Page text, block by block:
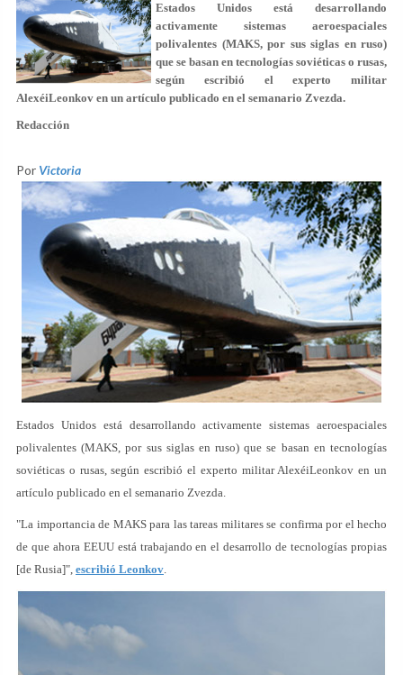
Estados Unidos está desarrollando
activamente sistemas aeroespaciales
polivalentes (MAKS, por sus siglas en ruso)
que se basan en tecnologías soviéticas o rusas,
según escribió el experto militar
AlexéiLeonkov en un artículo publicado en el semanario Zvezda.
Redacción
Por Victoria
Estados Unidos está desarrollando activamente sistemas aeroespaciales
polivalentes (MAKS, por sus siglas en ruso) que se basan en tecnologías
soviéticas o rusas, según escribió el experto militar AlexéiLeonkov en un
artículo publicado en el semanario Zvezda.
"La importancia de MAKS para las tareas militares se confirma por el hecho
de que ahora EEUU está trabajando en el desarrollo de tecnologías propias
[de Rusia]", escribió Leonkov.